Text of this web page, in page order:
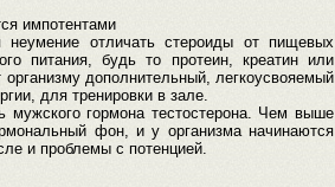
импотентами
отличать стероиды от пищевых
питания, будь то протеин, креатин или
дополнительный, легкоусвояемый
для тренировки в зале.
гормона тестостерона. Чем выше
фон, и у организма начинаются
и проблемы с потенцией.